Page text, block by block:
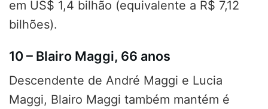
em US$ 1,4 bilhão (equivalente a R$ 7,12
bilhões).
10 – Blairo Maggi, 66 anos
Descendente de André Maggi e Lucia
Maggi, Blairo Maggi também mantém é